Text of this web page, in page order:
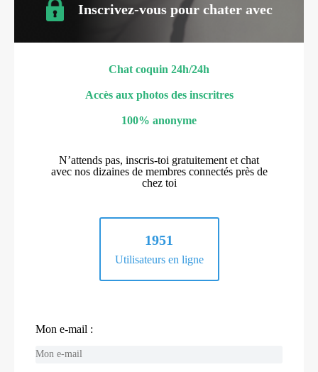
Inscrivez-vous pour chater avec
Chat coquin 24h/24h
Accès aux photos des inscritres
100% anonyme
N’attends pas, inscris-toi gratuitement et chat
avec nos dizaines de membres connectés près de
chez toi
1951
Utilisateurs en ligne
Mon e-mail :